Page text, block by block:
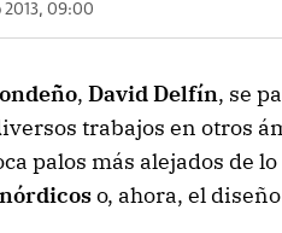
2013, 09:00
, David Delfín, se
trabajos en otros
palos más alejados de
nórdicoso, ahora, el